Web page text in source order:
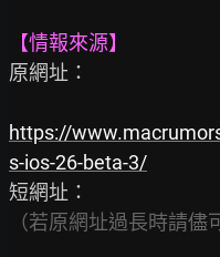
【情報來源】
原網址：
https://
s-ios-26-beta-3/
（若原網址過長時請儘